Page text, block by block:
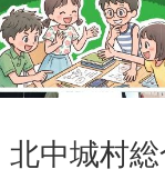
北中城村